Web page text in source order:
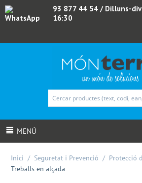
WhatsApp
93 877 44 54 / Dilluns-
16:30
MENÚ
Inici / Seguretat i Prevenció / Protecció
Treballs en alçada